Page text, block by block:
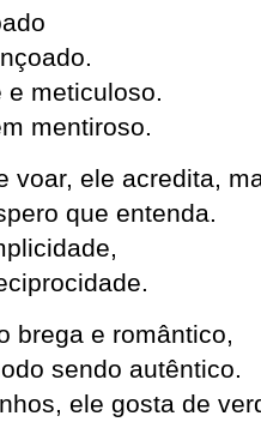
e meticuloso.
mentiroso.
voar, ele acredita,
que entenda.
brega e romântico,
sendo autêntico.
ele gosta de